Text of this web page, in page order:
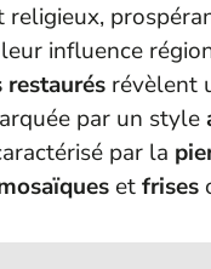
religieux,
influence
restaurés révèlent
par un style
par la
etfrises